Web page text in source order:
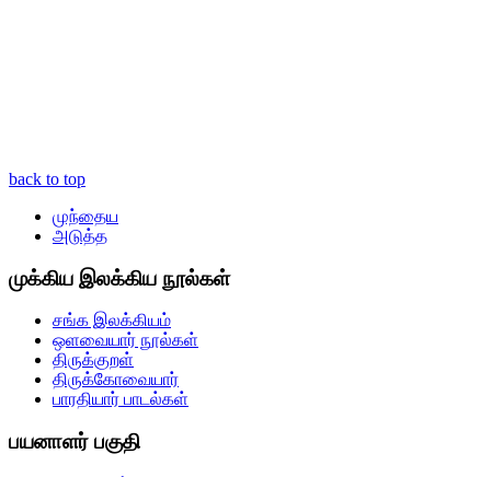
back to top
முந்தைய
அடுத்த
முக்கிய இலக்கிய நூல்கள்
சங்க இலக்கியம்
ஒளவையார் நூல்கள்
திருக்குறள்
திருக்கோவையார்
பாரதியார் பாடல்கள்
பயனாளர் பகுதி